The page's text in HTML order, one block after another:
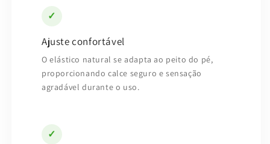
✓
Ajuste confortável
O elástico natural se adapta ao peito do pé,
proporcionando calce seguro e sensação
agradável durante o uso.
✓